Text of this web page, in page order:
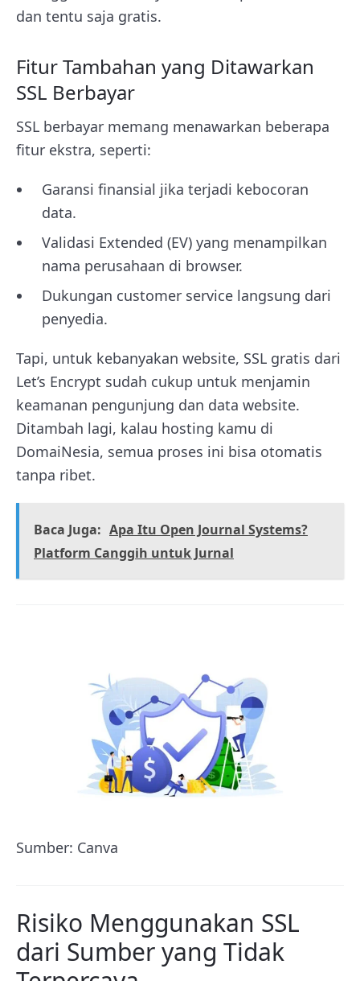
dan tentu saja gratis.
Fitur Tambahan yang Ditawarkan
SSL Berbayar
SSL berbayar memang menawarkan beberapa
fitur ekstra, seperti:
Garansi finansial jika terjadi kebocoran
data.
Validasi Extended (EV) yang menampilkan
nama perusahaan di browser.
Dukungan customer service langsung dari
penyedia.
Tapi, untuk kebanyakan website, SSL gratis dari
Let’s Encrypt sudah cukup untuk menjamin
keamanan pengunjung dan data website.
Ditambah lagi, kalau hosting kamu di
DomaiNesia, semua proses ini bisa otomatis
tanpa ribet.
Baca Juga: Apa Itu Open Journal Systems?
Platform Canggih untuk Jurnal
Sumber: Canva
Risiko Menggunakan SSL
dari Sumber yang Tidak